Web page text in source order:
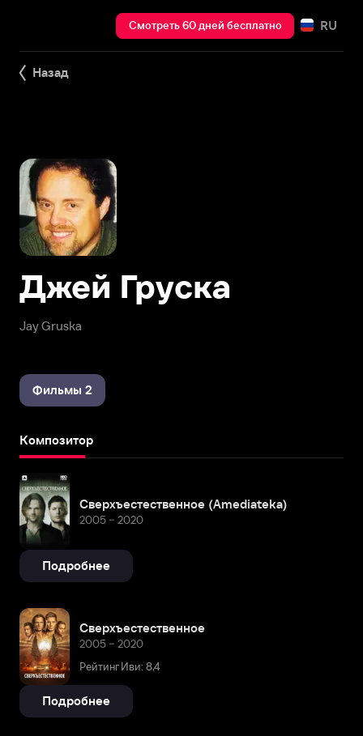
Смотреть 60 дней бесплатно RU
Назад
Jay Gruska
Джей Груска
Фильмы 2
Композитор
Сверхъестественное (Amediateka)
2005 – 2020
Подробнее
Сверхъестественное
2005 – 2020
Рейтинг Иви: 8,4
Подробнее